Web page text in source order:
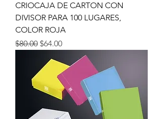
CRIOCAJA DE CARTON CON
DIVISOR PARA 100 LUGARES,
COLOR ROJA
Precio
$80.00 Precio de oferta
$64.00